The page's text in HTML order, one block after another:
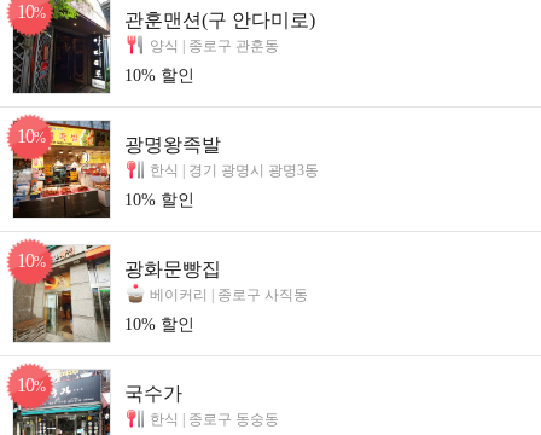
10% 관훈맨션(구 안다미로)
양식 | 종로구 관훈동
10% 할인
10% 광명왕족발
한식 | 경기 광명시 광명3동
10% 할인
10% 광화문빵집
베이커리 | 종로구 사직동
10% 할인
10% 국수가
한식 | 종로구 동숭동